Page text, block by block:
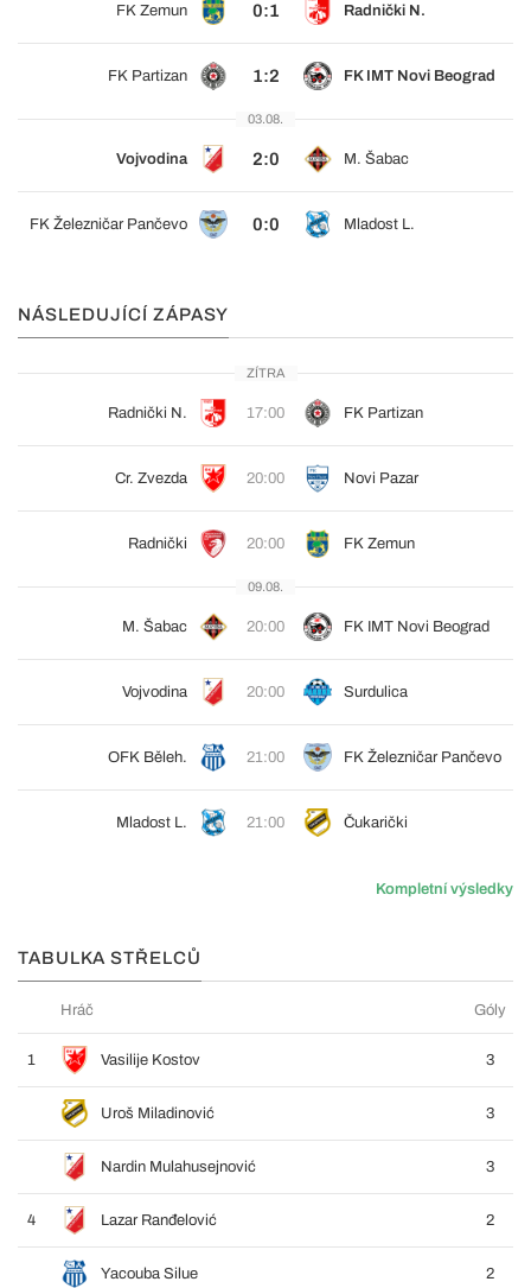
FK Zemun 0:1 Radnički N.
FK Partizan 1:2 FK IMT Novi Beograd
03.08.
Vojvodina 2:0 M. Šabac
FK Železničar Pančevo 0:0 Mladost L.
NÁSLEDUJÍCÍ ZÁPASY
ZÍTRA
Radnički N. 17:00 FK Partizan
Cr. Zvezda 20:00 Novi Pazar
Radnički 20:00 FK Zemun
09.08.
M. Šabac 20:00 FK IMT Novi Beograd
Vojvodina 20:00 Surdulica
OFK Běleh. 21:00 FK Železničar Pančevo
Mladost L. 21:00 Čukarički
Kompletní výsledky
TABULKA STŘELCŮ
Hráč Góly
1 Vasilije Kostov 3
Uroš Miladinović 3
Nardin Mulahusejnović 3
4 Lazar Ranđelović 2
Yacouba Silue 2